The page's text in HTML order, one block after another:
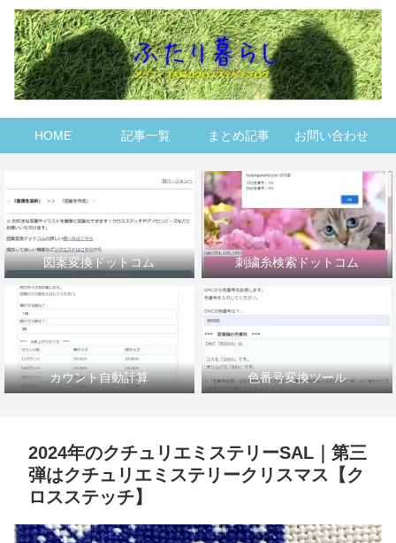
HOME 記事一覧 まとめ記事 お問い合わせ
図案変換ドットコム 刺繍糸検索ドットコム
カウント自動計算 色番号変換ツール
2024年のクチュリエミステリーSAL｜第三
弾はクチュリエミステリークリスマス【ク
ロスステッチ】